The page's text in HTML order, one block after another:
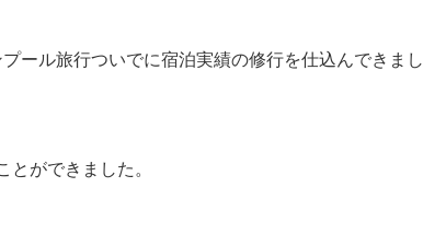
ール旅行ついでに宿泊実績の修行を仕込んできまし
ができました。